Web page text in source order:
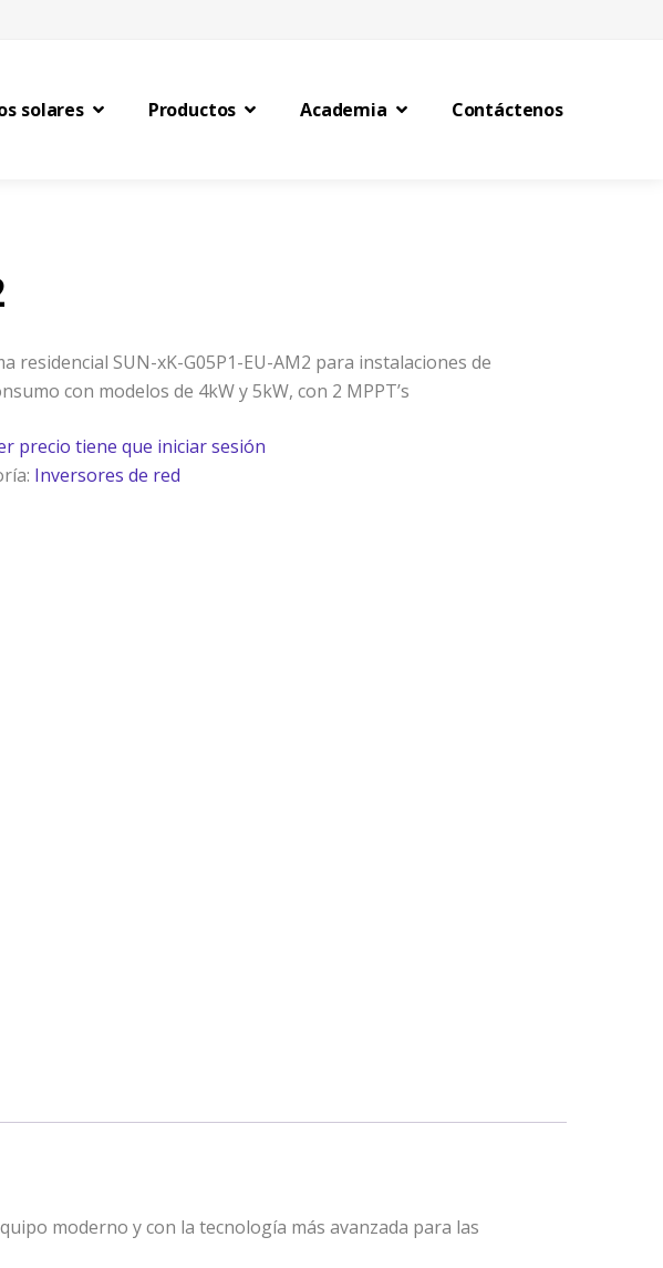
solares Productos Academia Contáctenos
residencial SUN-xK-G05P1-EU-AM2 para instalaciones de
con modelos de 4kW y 5kW, con 2 MPPT’s
precio tiene que iniciar sesión
Inversores de red
moderno y con la tecnología más avanzada para las